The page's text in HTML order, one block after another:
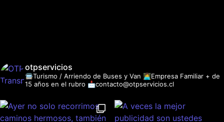
otpservicios
🚍Turismo / Arriendo de Buses y Van 👩‍💻Empresa Familiar + de
15 años en el rubro 📩contacto@otpservicios.cl